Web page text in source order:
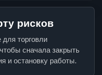
рисков
торговли
сначала закрыть
и остановку работы.